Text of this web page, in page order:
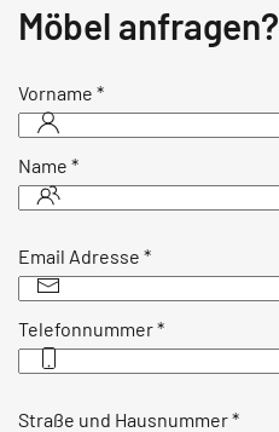
Möbel anfragen?
Vorname *
Name *
Email Adresse *
Telefonnummer*
Straße und Hausnummer*